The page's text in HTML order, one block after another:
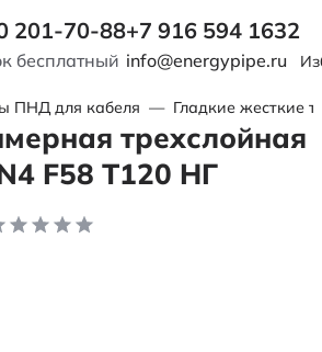
201-70-88
бесплатный
+7 916 594 1632
info@energypipe.ru
ПНД для кабеля — Гладкие жесткие
трехслойная
F58 Т120 НГ